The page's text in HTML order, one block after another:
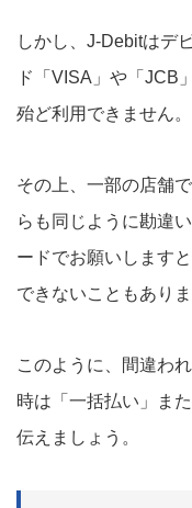
しかし、J-Debitはデ
ド「VISA」や「JCB
殆ど利用できません。
その上、一部の店舗
らも同じように勘違
ードでお願いします
できないこともありま
このように、間違わ
時は「一括払い」ま
伝えましょう。